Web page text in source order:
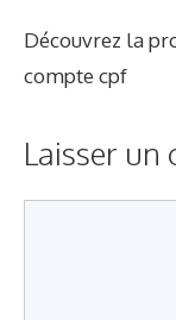
Découvrez la
compte cpf
Laisser un